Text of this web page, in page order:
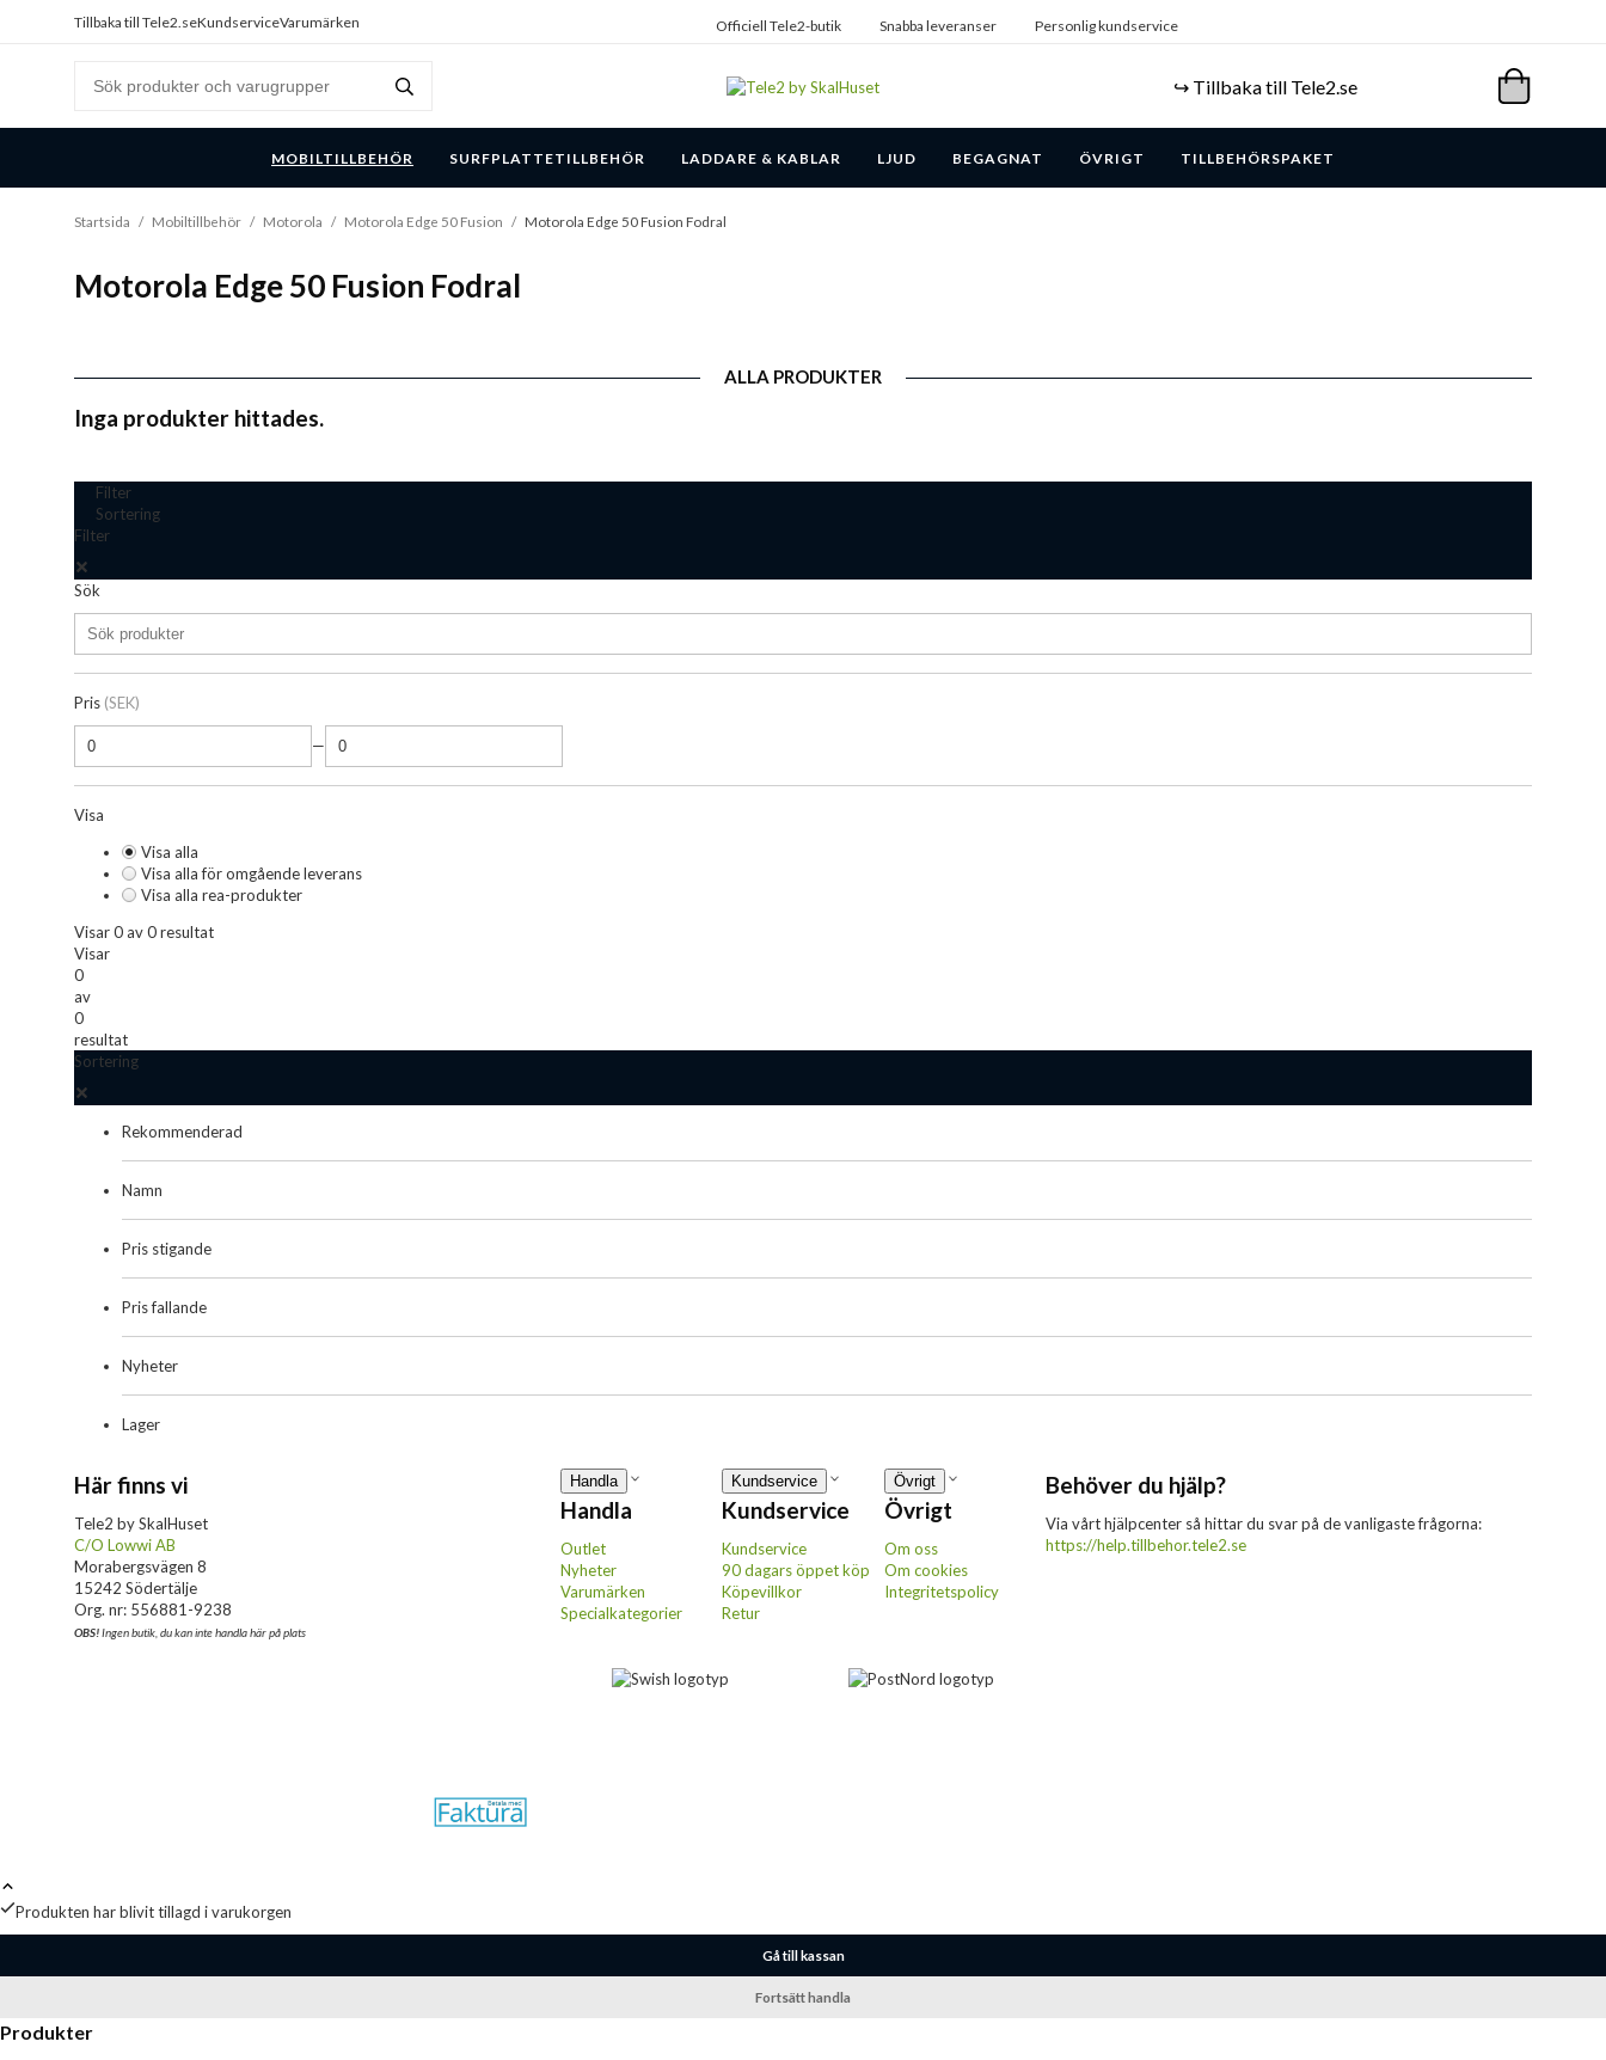
Tillbaka till Tele2.seKundserviceVarumärken Officiell Tele2-butik Snabba leveranser Personlig kundservice
↪️ Tillbaka till Tele2.se
MOBILTILLBEHÖR SURFPLATTETILLBEHÖR LADDARE & KABLAR LJUD BEGAGNAT ÖVRIGT TILLBEHÖRSPAKET
Startsida / Mobiltillbehör / Motorola / Motorola Edge 50 Fusion / Motorola Edge 50 Fusion Fodral
Motorola Edge 50 Fusion Fodral
ALLA PRODUKTER
Inga produkter hittades.
Filter
Sortering
Filter
Sök
Pris (SEK)
—
Visa
Visa alla
Visa alla för omgående leverans
Visa alla rea-produkter
Visar 0 av 0 resultat
Visar
0
av
0
resultat
Sortering
Rekommenderad
Namn
Pris stigande
Pris fallande
Nyheter
Lager
Här finns vi
Tele2 by SkalHuset
C/O Lowwi AB
Morabergsvägen 8
15242 Södertälje
Org. nr: 556881-9238
OBS!Ingen butik, du kan inte handla här på plats
Handla
Handla
Outlet
Nyheter
Varumärken
Specialkategorier
Kundservice
Kundservice
Kundservice
90 dagars öppet köp
Köpevillkor
Retur
Övrigt
Övrigt
Om oss
Om cookies
Integritetspolicy
Behöver du hjälp?
Via vårt hjälpcenter så hittar du svar på de vanligaste frågorna:
https://help.tillbehor.tele2.se
Produkten har blivit tillagd i varukorgen
Gå till kassan
Fortsätt handla
Produkter